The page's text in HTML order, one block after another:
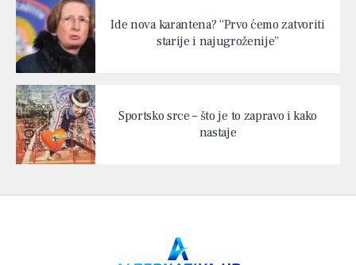
Ide nova karantena? “Prvo ćemo zatvoriti
starije i najugroženije”
Sportsko srce – što je to zapravo i kako
nastaje